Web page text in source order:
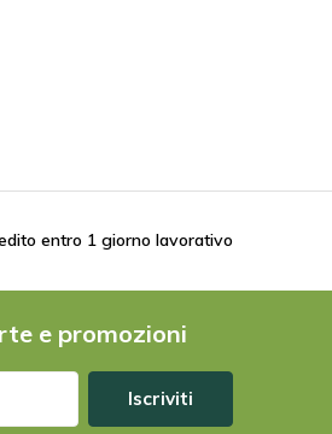
entro 1 giorno lavorativo
e promozioni
Iscriviti